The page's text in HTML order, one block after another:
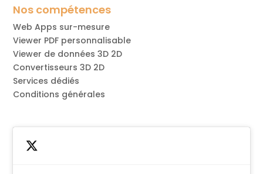
Nos compétences
Web Apps sur-mesure
Viewer PDF personnalisable
Viewer de données 3D 2D
Convertisseurs 3D 2D
Services dédiés
Conditions générales